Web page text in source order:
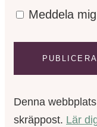
Meddela
Denna
skräppost. Lär